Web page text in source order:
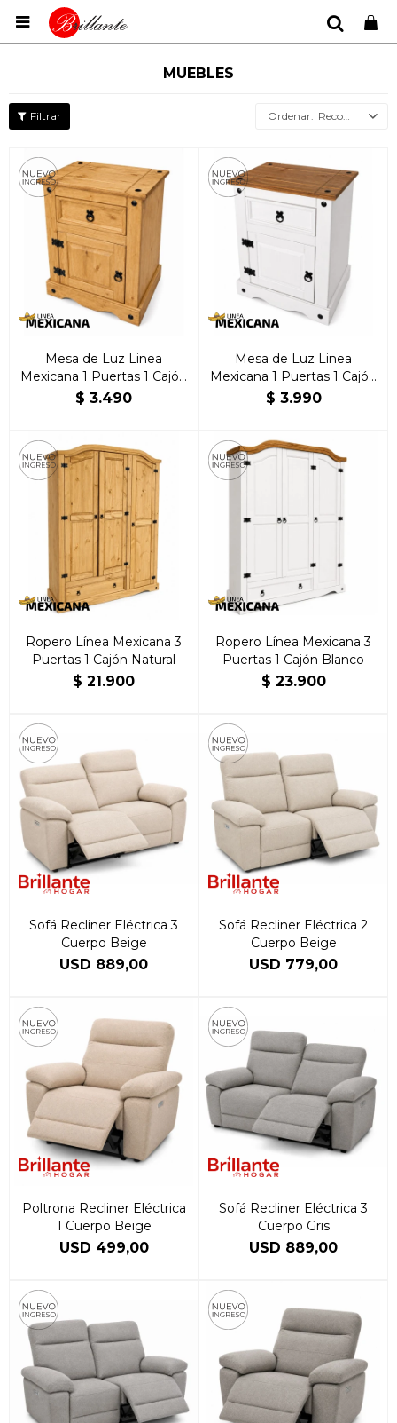

MUEBLES
Recomendados
Mesa de Luz Linea
Mexicana 1 Puertas 1 Cajón
Natural
$ 3.490
Mesa de Luz Linea
Mexicana 1 Puertas 1 Cajón
Blanca
$ 3.990
Ropero Línea Mexicana 3
Puertas 1 Cajón Natural
$ 21.900
Ropero Línea Mexicana 3
Puertas 1 Cajón Blanco
$ 23.900
Sofá Recliner Eléctrica 3
Cuerpo Beige
USD 889,00
Sofá Recliner Eléctrica 2
Cuerpo Beige
USD 779,00
Poltrona Recliner Eléctrica
1 Cuerpo Beige
USD 499,00
Sofá Recliner Eléctrica 3
Cuerpo Gris
USD 889,00